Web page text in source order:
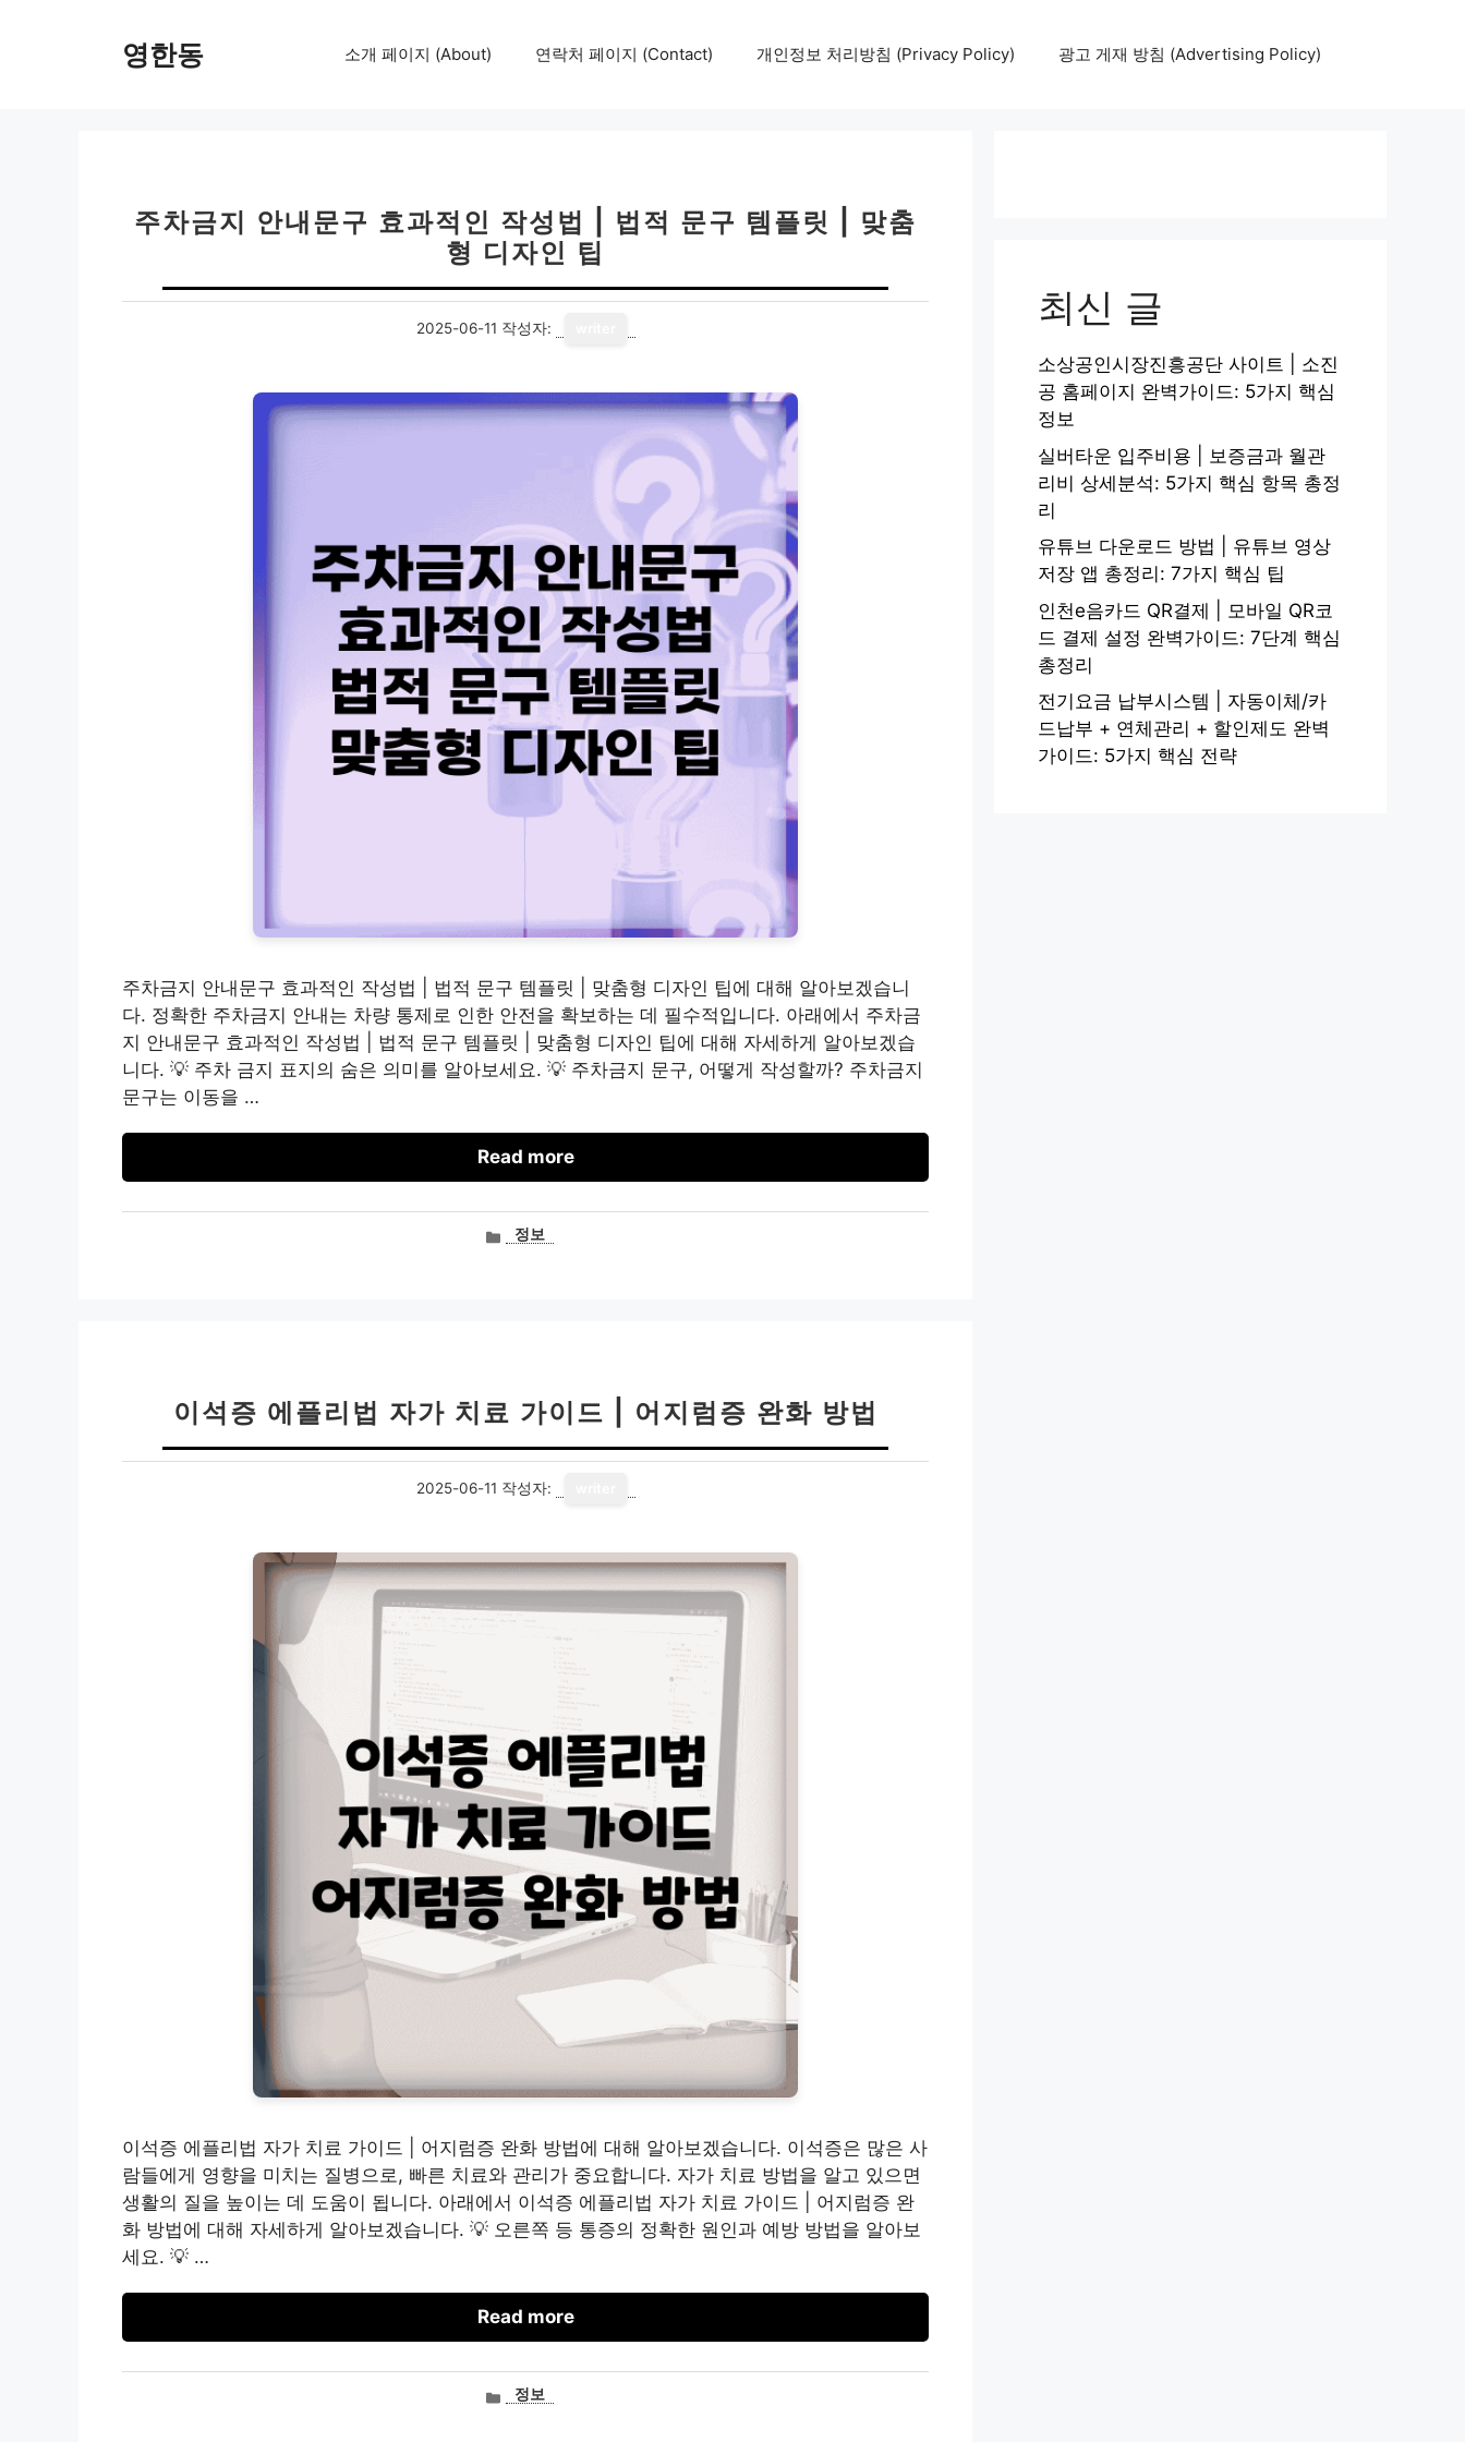
영한동 소개 페이지 (About) 연락처 페이지 (Contact) 개인정보 처리방침 (Privacy Policy) 광고 게재 방침 (Advertising Policy)
주차금지 안내문구 효과적인 작성법 | 법적 문구 템플릿 | 맞춤
형 디자인 팁
2025-06-11 작성자:
주차금지 안내문구 효과적인 작성법 | 법적 문구 템플릿 | 맞춤형 디자인 팁에 대해 알아보겠습니
다. 정확한 주차금지 안내는 차량 통제로 인한 안전을 확보하는 데 필수적입니다. 아래에서 주차금
지 안내문구 효과적인 작성법 | 법적 문구 템플릿 | 맞춤형 디자인 팁에 대해 자세하게 알아보겠습
니다. 💡 주차 금지 표지의 숨은 의미를 알아보세요. 💡 주차금지 문구, 어떻게 작성할까? 주차금지
문구는 이동을 …
Read more
카정보
이석증 에플리법 자가 치료 가이드 | 어지럼증 완화 방법
2025-06-11 작성자:
이석증 에플리법 자가 치료 가이드 | 어지럼증 완화 방법에 대해 알아보겠습니다. 이석증은 많은 사
람들에게 영향을 미치는 질병으로, 빠른 치료와 관리가 중요합니다. 자가 치료 방법을 알고 있으면
생활의 질을 높이는 데 도움이 됩니다. 아래에서 이석증 에플리법 자가 치료 가이드 | 어지럼증 완
화 방법에 대해 자세하게 알아보겠습니다. 💡 오른쪽 등 통증의 정확한 원인과 예방 방법을 알아보
세요. 💡 …
Read more
카정보
최신 글
소상공인시장진흥공단 사이트 | 소진
공 홈페이지 완벽가이드: 5가지 핵심
정보
실버타운 입주비용 | 보증금과 월관
리비 상세분석: 5가지 핵심 항목 총정
리
유튜브 다운로드 방법 | 유튜브 영상
저장 앱 총정리: 7가지 핵심 팁
인천e음카드 QR결제 | 모바일 QR코
드 결제 설정 완벽가이드: 7단계 핵심
총정리
전기요금 납부시스템 | 자동이체/카
드납부 + 연체관리 + 할인제도 완벽
가이드: 5가지 핵심 전략